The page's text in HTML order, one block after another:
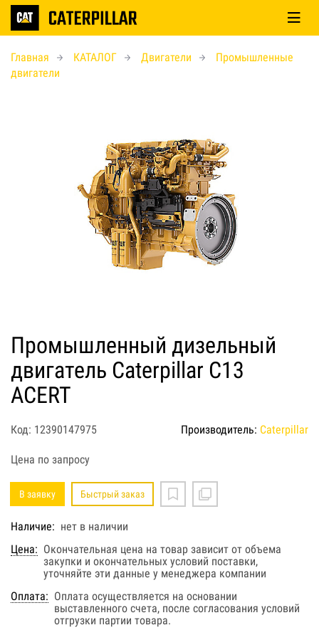
Главная КАТАЛОГ Двигатели
Промышленные
двигатели
Промышленный дизельный
двигатель Caterpillar C13
ACERT
Код: 12390147975 Производитель: Caterpillar
Цена по запросу
В заявку Быстрый заказ
Наличие: нет в наличии
Цена: Окончательная цена на товар зависит от объема
закупки и окончательных условий поставки,
уточняйте эти данные у менеджера компании
Оплата: Оплата осуществляется на основании
выставленного счета, после согласования условий
отгрузки партии товара.